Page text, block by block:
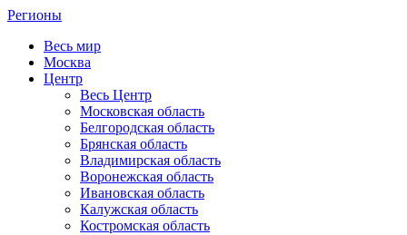
Регионы
Весь мир
Москва
Центр
Весь Центр
Московская область
Белгородская область
Брянская область
Владимирская область
Воронежская область
Ивановская область
Калужская область
Костромская область